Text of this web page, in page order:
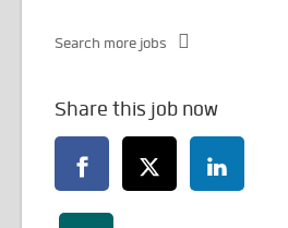
Search more jobs
Share this job now